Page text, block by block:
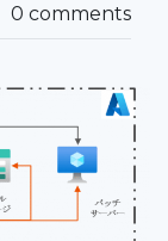
0 comments